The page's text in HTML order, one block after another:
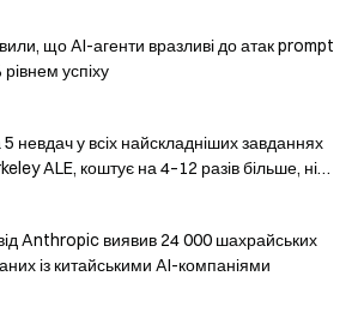
що AI-агенти вразливі до атак prompt
успіху
невдач у всіх найскладніших завданнях
ALE, коштує на 4–12 разів більше, ніж
Anthropic виявив 24 000 шахрайських
із китайськими AI-компаніями